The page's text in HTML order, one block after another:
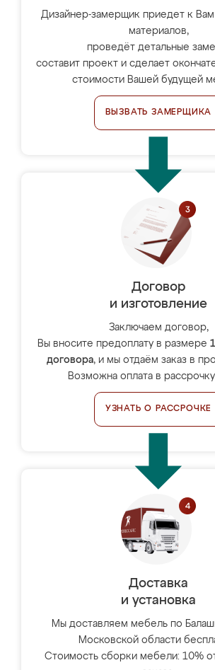
Дизайнер-замерщик приедет к Вам
материалов,
проведёт детальные
составит проект и сделает
стоимости Вашей будущей
ВЫЗВАТЬ ЗАМЕРЩИКА
Договор
и изготовление
Заключаем договор,
Вы вносите предоплату в размере
договора, и мы отдаём заказ в
Возможна оплата в
УЗНАТЬ О РАССРОЧКЕ
Доставка
и установка
Мы доставляем мебель по
Московской области
Стоимость сборки мебели: 10%